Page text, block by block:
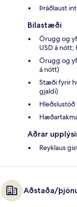
Þráðlaust
Bílastæði
Örugg og
USD á
Örugg og
á nótt)
Stæði fyrir
gjaldi)
Aðrar
Reyklaus
Aðstaða/